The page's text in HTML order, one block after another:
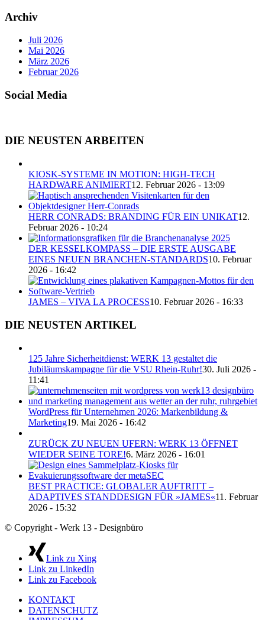
Archiv
Juli 2026
Mai 2026
März 2026
Februar 2026
Social Media
DIE NEUSTEN ARBEITEN
KIOSK-SYSTEME IN MOTION: HIGH-TECH
HARDWARE ANIMIERT12. Februar 2026 - 13:09
HERR CONRADS: BRANDING FÜR EIN UNIKAT12.
Februar 2026 - 10:24
DER KESSELKOMPASS – DIE ERSTE AUSGABE
EINES NEUEN BRANCHEN-STANDARDS10. Februar
2026 - 16:42
JAMES – VIVA LA PROCESS10. Februar 2026 - 16:33
DIE NEUSTEN ARTIKEL
125 Jahre Sicherheitdienst: WERK 13 gestaltet die
Jubiläumskampagne für die VSU Rhein-Ruhr!30. Juli 2026 -
11:41
WordPress für Unternehmen 2026: Markenbildung &
Marketing19. Mai 2026 - 16:42
ZURÜCK ZU NEUEN UFERN: WERK 13 ÖFFNET
WIEDER SEINE TORE!6. März 2026 - 16:01
BEST PRACTICE: GLOBALER AUFTRITT –
ADAPTIVES STANDDESIGN FÜR »JAMES«11. Februar
2026 - 15:32
© Copyright - Werk 13 - Designbüro
Link zu Xing
Link zu LinkedIn
Link zu Facebook
KONTAKT
DATENSCHUTZ